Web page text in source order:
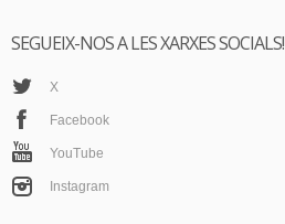
SEGUEIX-NOS A LES XARXES SOCIALS!
X
Facebook
YouTube
Instagram